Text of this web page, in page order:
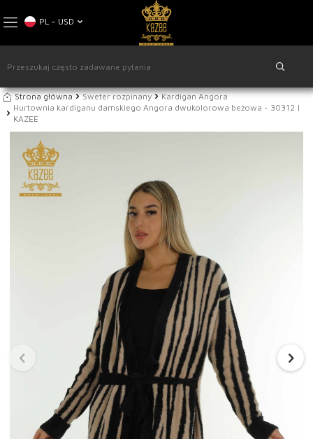
PL − USD
Strona główna Sweter rozpinany
Kardigan Angora
Hurtownia kardiganu damskiego Angora dwukolorowa beżowa - 30312 |
KAZEE